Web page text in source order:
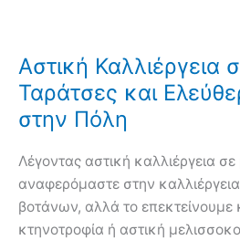
Αστική Καλλιέργεια
Ταράτσες και
στην Πόλη
Λέγοντας αστική καλλιέργεια
αναφερόμαστε στην
βοτάνων, αλλά το επεκτείνουμε
κτηνοτροφία ή αστική